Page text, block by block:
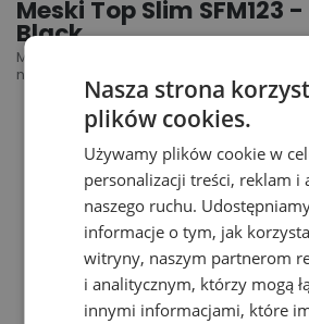
Meski Top Slim SFM123 -
Black
Men´s Feel Good Stretch Vest | nr art.:
nr art. producenta: SF123
Nasza strona
plików cookies.
Używamy plików cookie w
personalizacji treści, reklam i
naszego ruchu.
informacje o tym, jak
witryny, naszym partnerom
i analitycznym, którzy mogą
innymi informacjami, które